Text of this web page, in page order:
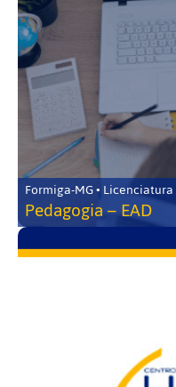
Formiga-MG • Licenciatura
Pedagogia – EAD